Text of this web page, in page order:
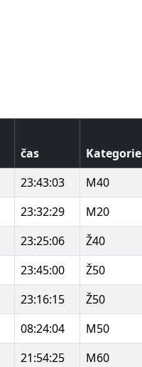
čas Kategorie
23:43:03 M40
23:32:29 M20
23:25:06 Ž40
23:45:00 Ž50
23:16:15 Ž50
08:24:04 M50
21:54:25 M60